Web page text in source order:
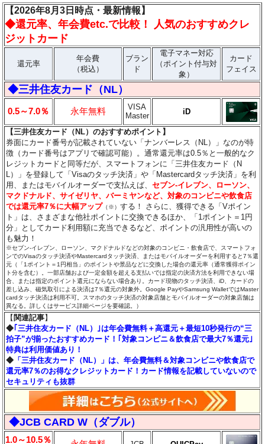
【2026年8月3日時点・最新情報】
◆還元率、年会費etc.で比較！ 人気のおすすめクレ
ジットカード
還元率
年会費
（税込）
ブラン
ド
電子マネー対応
（ポイント付与対
象）
カード
フェイス
◆三井住友カード（NL）
0.5～7.0％ 永年無料
VISA
Master
iD
【三井住友カード（NL）のおすすめポイント】
券面にカード番号が記載されていない「ナンバーレス（NL）」なのが特
徴（カード番号はアプリで確認可能）。通常還元率は0.5％と一般的なク
レジットカードと同等だが、スマートフォンに「三井住友カード（N
L）」を登録して「Visaのタッチ決済」や「Mastercardタッチ決済」を利
用、またはモバイルオーダーで支払えば、セブン‐イレブン、ローソン、
マクドナルド、サイゼリヤ、バーミヤンなど、対象のコンビニや飲食店
では還元率7％に大幅アップ （※）する！ さらに、獲得できる「Vポイン
ト」は、さまざまな他社ポイントに交換できるほか、「1ポイント＝1円
分」としてカード利用額に充当できるなど、ポイントの汎用性が高いの
も魅力！
※セブン‐イレブン、ローソン、マクドナルドなどの対象のコンビニ・飲食店で、スマートフォ
ンでのVisaのタッチ決済やMastercardタッチ決済、またはモバイルオーダーを利用すると7％還
元（「1ポイント＝1円相当」のポイントや景品などに交換した場合の還元率（通常獲得ポイン
ト分を含む）。一部店舗および一定金額を超える支払いでは指定の決済方法を利用できない場
合、または指定のポイント還元にならない場合あり。カード現物のタッチ決済、iD、カードの
差し込み、磁気取引による決済は7％還元の対象外。Google PayやSamsung WalletではMaster
cardタッチ決済は利用不可。スマホのタッチ決済の対象店舗とモバイルオーダーの対象店舗は
異なる。詳しくはサービス詳細ページを要確認。）
【 関連記事】
◆｢三井住友カード（NL）｣は年会費無料＋高還元＋最短10秒発行の“三
拍子”が揃ったおすすめカード！｢対象コンビニ＆飲食店で最大7％還元｣
特典は利用価値あり！
◆ 「三井住友カード（NL）」は、年会費無料＆対象コンビニや飲食店で
還元率7％のお得なクレジットカード！カード情報を記載していないので
セキュリティも抜群
◆JCB CARD W（ダブル）
1.0～10.5％